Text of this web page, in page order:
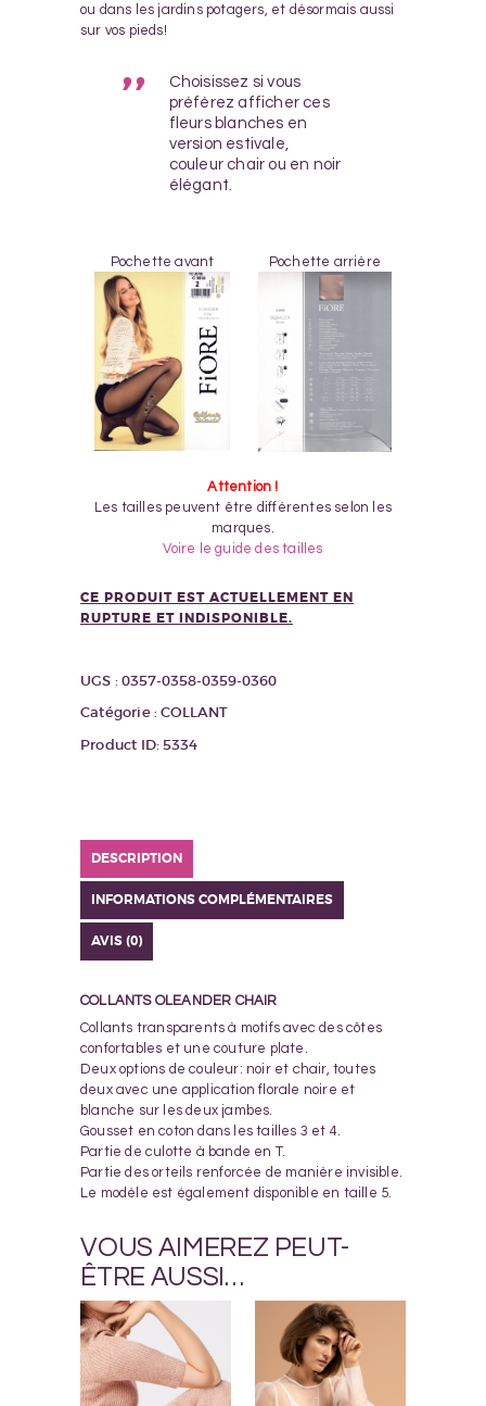
ou dans les jardins potagers, et désormais aussi
sur vos pieds!
Choisissez si vous
préférez afficher ces
fleurs blanches en
version estivale,
couleur chair ou en noir
élégant.
Pochette avant Pochette arrière
Attention !
Les tailles peuvent être différentes selon les
marques.
Voire le guide des tailles
CE PRODUIT EST ACTUELLEMENT EN
RUPTURE ET INDISPONIBLE.
UGS :0357-0358-0359-0360
Catégorie :COLLANT
Product ID:5334
DESCRIPTION
INFORMATIONS COMPLÉMENTAIRES
AVIS (0)
COLLANTS OLEANDER CHAIR
Collants transparents à motifs avec des côtes
confortables et une couture plate.
Deux options de couleur: noir et chair, toutes
deux avec une application florale noire et
blanche sur les deux jambes.
Gousset en coton dans les tailles 3 et 4.
Partie de culotte à bande en T.
Partie des orteils renforcée de manière invisible.
Le modèle est également disponible en taille 5.
VOUS AIMEREZ PEUT-
ÊTRE AUSSI…